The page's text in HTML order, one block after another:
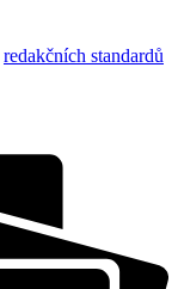
redakčních standardů